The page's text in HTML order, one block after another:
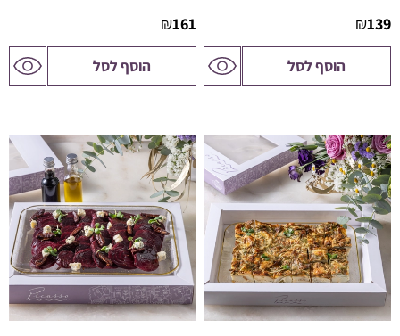
139
₪
הוסף לסל לדף
המוצר
161
₪
הוסף לסל לדף
המוצר